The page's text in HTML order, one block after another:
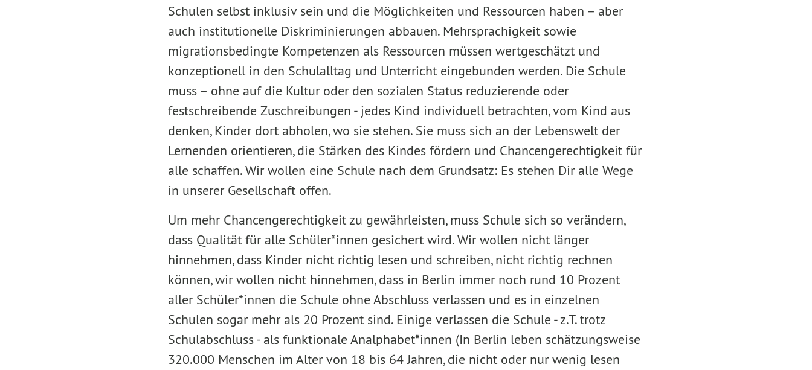
Schulen selbst inklusiv sein und die Möglichkeiten und Ressourcen haben – aber
auch institutionelle Diskriminierungen abbauen. Mehrsprachigkeit sowie
migrationsbedingte Kompetenzen als Ressourcen müssen wertgeschätzt und
konzeptionell in den Schulalltag und Unterricht eingebunden werden. Die Schule
muss – ohne auf die Kultur oder den sozialen Status reduzierende oder
festschreibende Zuschreibungen - jedes Kind individuell betrachten, vom Kind aus
denken, Kinder dort abholen, wo sie stehen. Sie muss sich an der Lebenswelt der
Lernenden orientieren, die Stärken des Kindes fördern und Chancengerechtigkeit für
alle schaffen. Wir wollen eine Schule nach dem Grundsatz: Es stehen Dir alle Wege
in unserer Gesellschaft offen.
Um mehr Chancengerechtigkeit zu gewährleisten, muss Schule sich so verändern,
dass Qualität für alle Schüler*innen gesichert wird. Wir wollen nicht länger
hinnehmen, dass Kinder nicht richtig lesen und schreiben, nicht richtig rechnen
können, wir wollen nicht hinnehmen, dass in Berlin immer noch rund 10 Prozent
aller Schüler*innen die Schule ohne Abschluss verlassen und es in einzelnen
Schulen sogar mehr als 20 Prozent sind. Einige verlassen die Schule - z.T. trotz
Schulabschluss - als funktionale Analphabet*innen (In Berlin leben schätzungsweise
320.000 Menschen im Alter von 18 bis 64 Jahren, die nicht oder nur wenig lesen